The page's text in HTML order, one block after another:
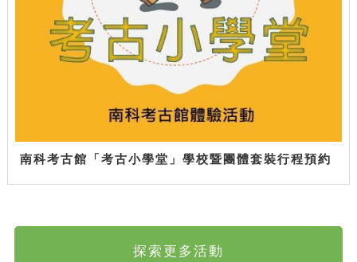
南科考古館「考古小學堂」學校暨團體套裝行程預約
探索更多活動